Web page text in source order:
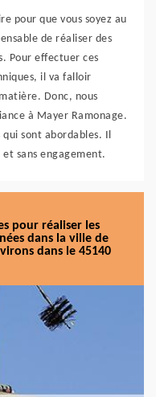
pour que vous soyez au
de réaliser des
Pour effectuer ces
il va falloir
Donc, nous
à Mayer Ramonage.
sont abordables. Il
sans engagement.
pour réaliser les
dans la ville de
dans le 45140